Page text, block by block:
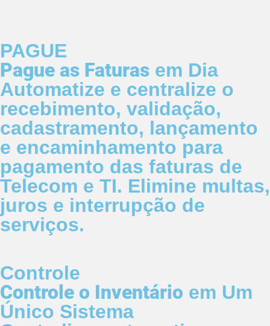
PAGUE
Pague as Faturas em Dia
Automatize e centralize o
recebimento, validação,
cadastramento, lançamento
e encaminhamento para
pagamento das faturas de
Telecom e TI. Elimine multas,
juros e interrupção de
serviços.
Controle
Controle o Inventário em Um
Único Sistema